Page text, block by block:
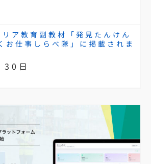
ア教育副教材「発見たんけん
お仕事しらべ隊」に掲載されま
日